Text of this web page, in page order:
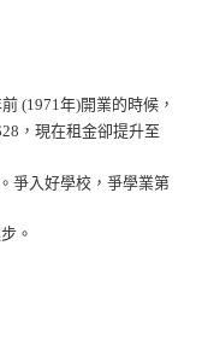
(1971年)開業的時候，
，現在租金卻提升至
爭入好學校，爭學業第
。